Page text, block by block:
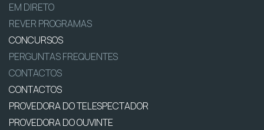
EM DIRETO
REVER PROGRAMAS
CONCURSOS
PERGUNTAS FREQUENTES
CONTACTOS
CONTACTOS
PROVEDORA DO TELESPECTADOR
PROVEDORA DO OUVINTE